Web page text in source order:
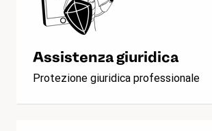
Assistenza giuridica
Protezione giuridica professionale